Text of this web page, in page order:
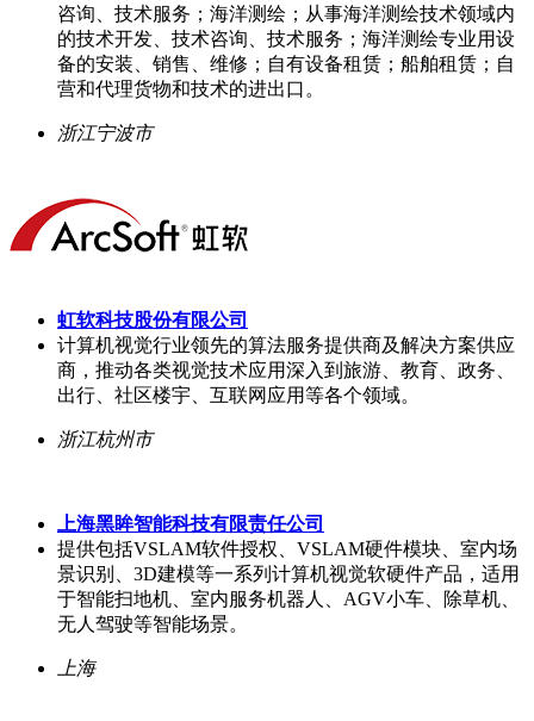
咨询、技术服务；海洋测绘；从事海洋测绘技术领域内
的技术开发、技术咨询、技术服务；海洋测绘专业用设
备的安装、销售、维修；自有设备租赁；船舶租赁；自
营和代理货物和技术的进出口。
浙江宁波市
虹软科技股份有限公司
计算机视觉行业领先的算法服务提供商及解决方案供应
商，推动各类视觉技术应用深入到旅游、教育、政务、
出行、社区楼宇、互联网应用等各个领域。
浙江杭州市
上海黑眸智能科技有限责任公司
提供包括VSLAM软件授权、VSLAM硬件模块、室内场
景识别、3D建模等一系列计算机视觉软硬件产品，适用
于智能扫地机、室内服务机器人、AGV小车、除草机、
无人驾驶等智能场景。
上海